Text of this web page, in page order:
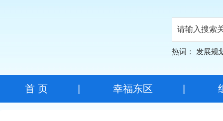
热词： 发展规
首 页| 幸福东区